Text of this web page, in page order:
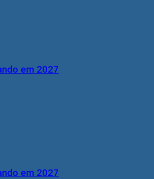
em 2027
em 2027